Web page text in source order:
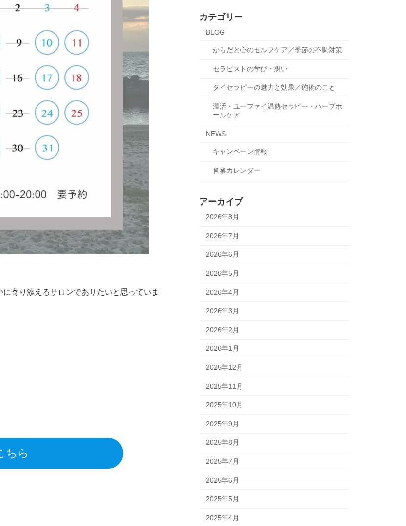
寄り添えるサロンでありたいと思っていま
ちら
カテゴリー
BLOG
からだと心のセルフケア／季節の不調対策
セラピストの学び・想い
タイセラピーの魅力と効果／施術のこと
温活・ユーファイ温熱セラピー・ハーブボ
ールケア
NEWS
キャンペーン情報
営業カレンダー
アーカイブ
2026年8月
2026年7月
2026年6月
2026年5月
2026年4月
2026年3月
2026年2月
2026年1月
2025年12月
2025年11月
2025年10月
2025年9月
2025年8月
2025年7月
2025年6月
2025年5月
2025年4月